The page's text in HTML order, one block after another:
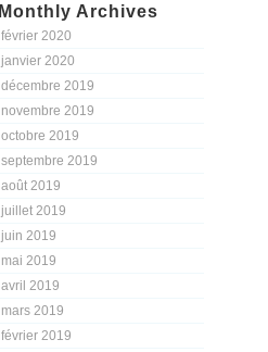
Monthly Archives
février 2020
janvier 2020
décembre 2019
novembre 2019
octobre 2019
septembre 2019
août 2019
juillet 2019
juin 2019
mai 2019
avril 2019
mars 2019
février 2019